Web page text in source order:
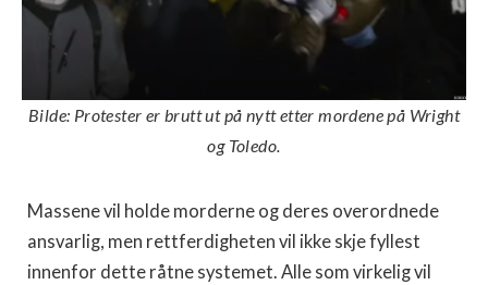
Bilde: Protester er brutt ut på nytt etter mordene på Wright
og Toledo.
Massene vil holde morderne og deres overordnede
ansvarlig, men rettferdigheten vil ikke skje fyllest
innenfor dette råtne systemet. Alle som virkelig vil